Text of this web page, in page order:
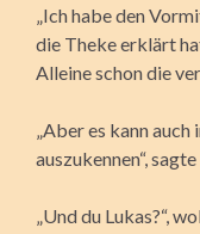
„Ich habe den
die Theke erklärt
Alleine schon die
„Aber es kann
auszukennen“, sagte
„Und du Lukas?“,